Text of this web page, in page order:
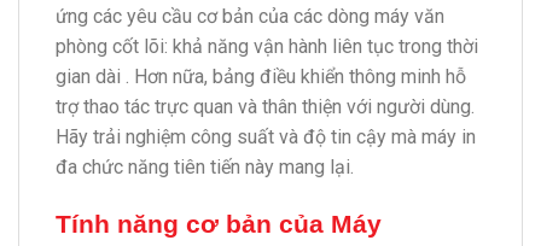
ứng các yêu cầu cơ bản của các dòng máy văn
phòng cốt lõi: khả năng vận hành liên tục trong thời
gian dài . Hơn nữa, bảng điều khiển thông minh hỗ
trợ thao tác trực quan và thân thiện với người dùng.
Hãy trải nghiệm công suất và độ tin cậy mà máy in
đa chức năng tiên tiến này mang lại.
Tính năng cơ bản của Máy